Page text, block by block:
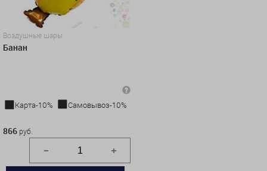
Воздушные шары
Банан
Карта-10%
Самовывоз-10%
866 руб.